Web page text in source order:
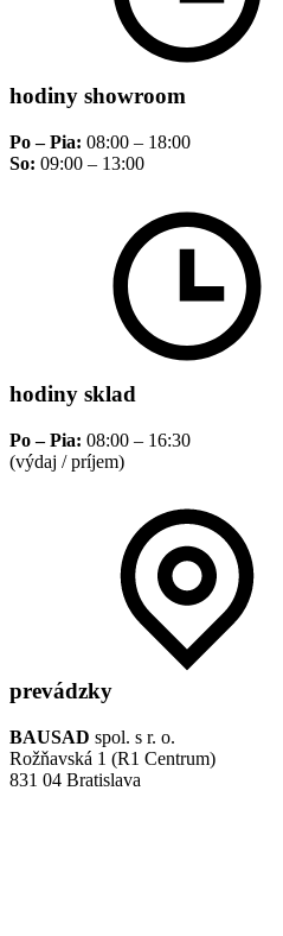
hodiny showroom
Po – Pia: 08:00 – 18:00
So: 09:00 – 13:00
hodiny sklad
Po – Pia: 08:00 – 16:30
(výdaj / príjem)
prevádzky
BAUSAD spol. s r. o.
Rožňavská 1 (R1 Centrum)
831 04 Bratislava